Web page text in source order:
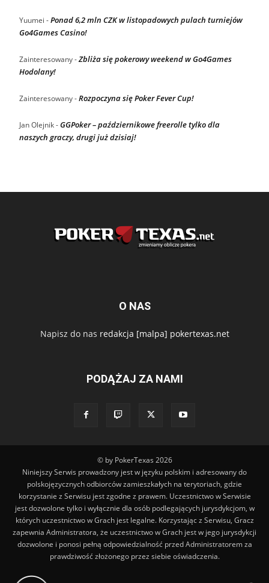
Yuumei -Ponad 6,2 mln CZK w listopadowych pulach turniejów
Go4Games Casino!
Zainteresowany-Zbliża się pokerowy weekend w Go4Games
Hodolany!
Zainteresowany-Rozpoczyna się Poker Fever Cup!
Jan Olejnik-GGPoker – październikowe freerolle tylko dla
naszych graczy, drugi już dzisiaj!
O NAS
Napisz do nas redakcja [malpa] pokertexas.net
PODĄŻAJ ZA NAMI
© by PokerTexas 2026
Niniejszy Serwis prowadzony jest w języku polskim i adresowany do
polskojęzycznych odbiorców zamieszkałych na terytoriach, gdzie
korzystanie z Serwisu jest zgodne z prawem. Uczestnictwo w Serwisie
jest dozwolone tylko i wyłącznie dla osób podlegających jurysdykcjom, w
których uczestnictwo w Grach jest legalne. Korzystając z Serwisu, Gracz
zapewnia Administratora, że uczestnictwo w Grach jest w jego jurysdykcji
dozwolone i ponosi pełną odpowiedzialność przed Administratorem za
prawdziwość złożonego przez siebie oświadczenia.